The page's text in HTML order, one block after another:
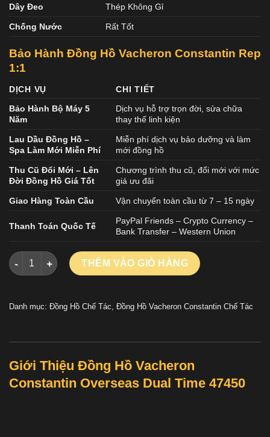
Dây Đeo Thép Không Gỉ
Chống Nước Rất Tốt
Bảo Hành Đồng Hồ Vacheron Constantin Rep
1:1
DỊCH VỤ
CHI TIẾT
Bảo Hành Bộ Máy 5
Năm
Dịch vụ hỗ trợ trọn đời, sửa chữa
thay thế linh kiện
Lau Dầu Đồng Hồ –
Spa Làm Mới Miễn Phí
Miễn phí dịch vụ bảo dưỡng và làm
mới đồng hồ
Thu Cũ Đổi Mới – Lên
Đời Đồng Hồ Giá Tốt
Chương trình thu cũ, đổi mới với mức
giá ưu đãi
Giao Hàng Toàn Cầu Vận chuyển toàn cầu từ 7 – 15 ngày
Thanh Toán Quốc Tế
PayPal Friends – Crypto Currency –
Bank Transfer – Western Union
Đồng Hồ Vacheron Constantin Overseas Dual Time 47450
THÊM VÀO GIỎ HÀNG
Danh mục: Đồng Hồ Chế Tác, Đồng Hồ Vacheron Constantin Chế Tác
Giới Thiệu Đồng Hồ Vacheron
Constantin Overseas Dual Time 47450